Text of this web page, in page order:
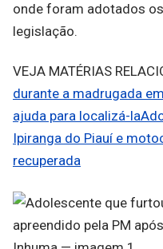
onde foram adotados
legislação.
VEJA MATÉRIAS
durante a madrugada
ajuda para localizá-la
Ipiranga do Piauí e
recuperada